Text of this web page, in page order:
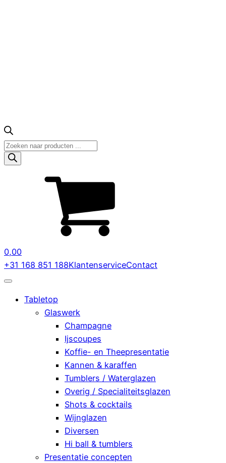
Producten
zoeken
0,00
+31 168 851 188KlantenserviceContact
Tabletop
Glaswerk
Champagne
Ijscoupes
Koffie- en Theepresentatie
Kannen & karaffen
Tumblers / Waterglazen
Overig / Specialiteitsglazen
Shots & cocktails
Wijnglazen
Diversen
Hi ball & tumblers
Presentatie concepten